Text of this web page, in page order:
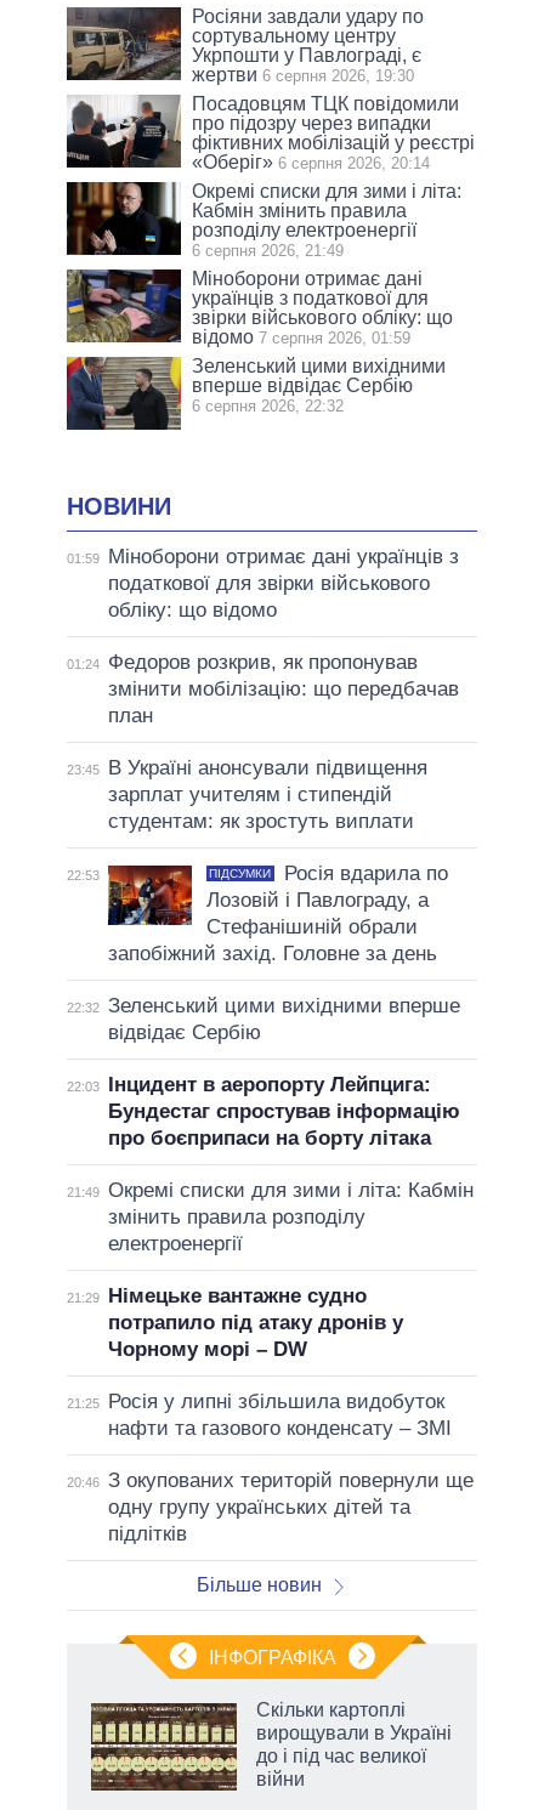
Росіяни завдали удару по
сортувальному центру
Укрпошти у Павлограді, є
жертви 6 серпня 2026, 19:30
Посадовцям ТЦК повідомили
про підозру через випадки
фіктивних мобілізацій у реєстрі
«Оберіг» 6 серпня 2026, 20:14
Окремі списки для зими і літа:
Кабмін змінить правила
розподілу електроенергії
6 серпня 2026, 21:49
Міноборони отримає дані
українців з податкової для
звірки військового обліку: що
відомо 7 серпня 2026, 01:59
Зеленський цими вихідними
вперше відвідає Сербію
6 серпня 2026, 22:32
НОВИНИ
01:59
Міноборони отримає дані українців з
податкової для звірки військового
обліку: що відомо
01:24
Федоров розкрив, як пропонував
змінити мобілізацію: що передбачав
план
23:45
В Україні анонсували підвищення
зарплат учителям і стипендій
студентам: як зростуть виплати
22:53 ПІДСУМКИ
Росія вдарила по
Лозовій і Павлограду, а
Стефанішиній обрали
запобіжний захід. Головне за день
22:32 Зеленський цими вихідними вперше
відвідає Сербію
22:03
Інцидент в аеропорту Лейпцига:
Бундестаг спростував інформацію
про боєприпаси на борту літака
21:49 Окремі списки для зими і літа: Кабмін
змінить правила розподілу
електроенергії
21:29
Німецьке вантажне судно
потрапило під атаку дронів у
Чорному морі – DW
21:25
Росія у липні збільшила видобуток
нафти та газового конденсату – ЗМІ
20:46 З окупованих територій повернули ще
одну групу українських дітей та
підлітків
Більше новин
ІНФОГРАФІКА
Скільки картоплі
вирощували в Україні
до і під час великої
війни